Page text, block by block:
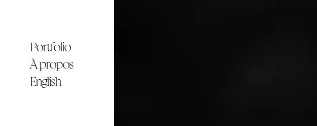
Portfolio
À propos
English